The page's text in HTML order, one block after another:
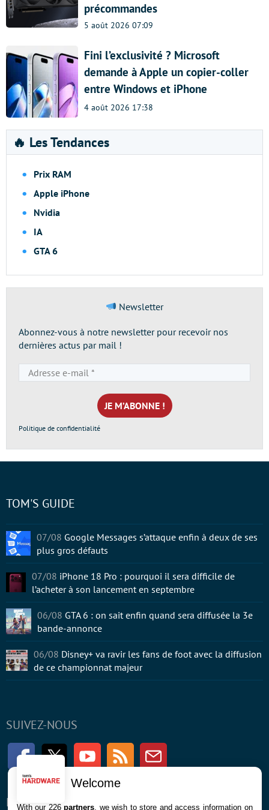
précommandes
5 août 2026 07:09
Fini l’exclusivité ? Microsoft
demande à Apple un copier-coller
entre Windows et iPhone
4 août 2026 17:38
🔥 Les Tendances
Prix RAM
Apple iPhone
Nvidia
IA
GTA 6
Newsletter
Abonnez-vous à notre newsletter pour recevoir nos
dernières actus par mail !
e-
mail
*
Politique de confidentialité
SUIVEZ-NOUS
FacebookTwitter Youtube RSS Newsletter
ENTREPRISE À PROPOS
TOM'S GUIDE
07/08 Google Messages s’attaque enfin à deux de ses
plus gros défauts
07/08 iPhone 18 Pro : pourquoi il sera difficile de
l’acheter à son lancement en septembre
06/08 GTA 6 : on sait enfin quand sera diffusée la 3e
bande-annonce
06/08 Disney+ va ravir les fans de foot avec la diffusion
de ce championnat majeur
Welcome
With our 226partners , we wish to store and access information on